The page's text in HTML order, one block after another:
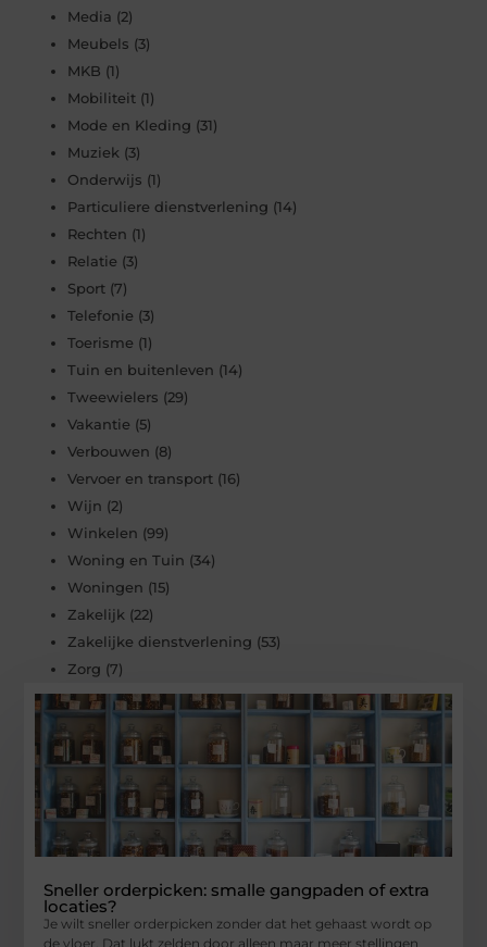
Media (2)
Meubels (3)
MKB (1)
Mobiliteit (1)
Mode en Kleding (31)
Muziek (3)
Onderwijs (1)
Particuliere dienstverlening (14)
Rechten (1)
Relatie (3)
Sport (7)
Telefonie (3)
Toerisme (1)
Tuin en buitenleven (14)
Tweewielers (29)
Vakantie (5)
Verbouwen (8)
Vervoer en transport (16)
Wijn (2)
Winkelen (99)
Woning en Tuin (34)
Woningen (15)
Zakelijk (22)
Zakelijke dienstverlening (53)
Zorg (7)
Sneller orderpicken: smalle gangpaden of extra
locaties?
Je wilt sneller orderpicken zonder dat het gehaast wordt op
de vloer. Dat lukt zelden door alleen maar meer stellingen